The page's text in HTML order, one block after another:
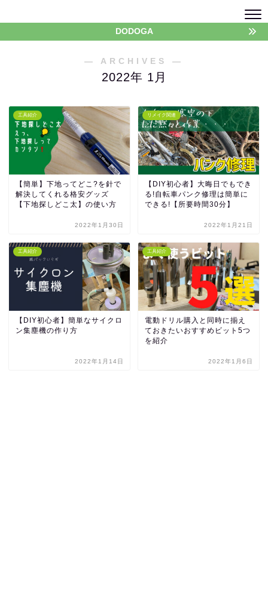
DODOGA
― ARCHIVES ―
2022年 1月
工具紹介
【簡単】下地ってどこ?を針で
解決してくれる格安グッズ
【下地探しどこ太】の使い方
2022年1月30日
リメイク関連
【DIY初心者】大晦日でもでき
る!自転車パンク修理は簡単に
できる!【所要時間30分】
2022年1月21日
工具紹介
【DIY初心者】簡単なサイクロ
ン集塵機の作り方
2022年1月14日
工具紹介
電動ドリル購入と同時に揃え
ておきたいおすすめビット5つ
を紹介
2022年1月6日